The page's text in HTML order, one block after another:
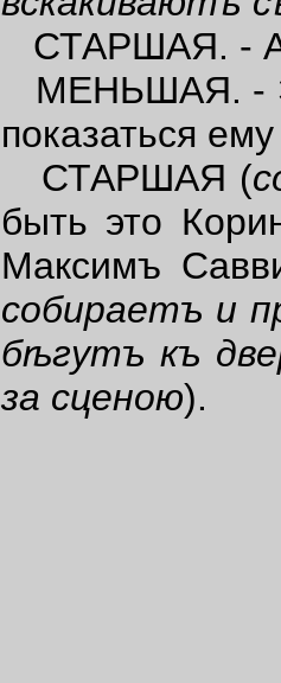
СТАРШАЯ. -
МЕНЬШАЯ. -
показаться
СТАРШАЯ (
быть это
Максимъ
собираетъ и
бѣгутъ къ
за сценою).